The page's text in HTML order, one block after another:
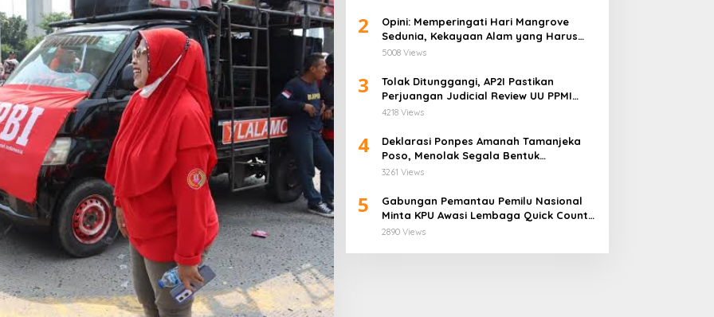
2
Opini: Memperingati Hari Mangrove
Sedunia, Kekayaan Alam yang Harus
Dijaga
5008 Views
3
Tolak Ditunggangi, AP2I Pastikan
Perjuangan Judicial Review UU PPMI
Demi Anggota Bukan Politis
4218 Views
4
Deklarasi Ponpes Amanah Tamanjeka
Poso, Menolak Segala Bentuk
Radikalisme dan Terorisme
3261 Views
5
Gabungan Pemantau Pemilu Nasional
Minta KPU Awasi Lembaga Quick Count
Lebih Ketat
2890 Views